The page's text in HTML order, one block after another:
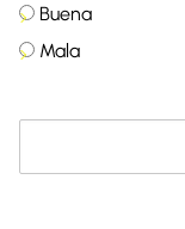
Buena
Mala